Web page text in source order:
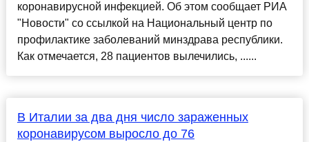
коронавирусной инфекцией. Об этом сообщает РИА
"Новости" со ссылкой на Национальный центр по
профилактике заболеваний минздрава республики.
Как отмечается, 28 пациентов вылечились, ......
В Италии за два дня число зараженных
коронавирусом выросло до 76